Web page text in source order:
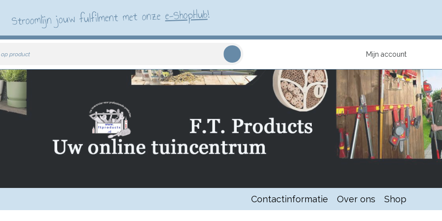
Stroomlijn jouw fulfilment met onzee-ShopHub!
op product Mijn account
Contactinformatie Over ons Shop